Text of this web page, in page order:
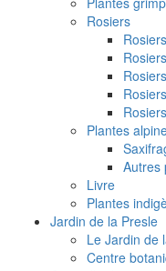
Rosiers
Plantes
Autres
Livre
Plantes
Jardin de la Presle
Le Jardin de
Centre